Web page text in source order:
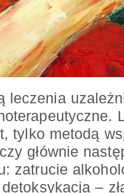
leczenia
tylko metodą
głównie
zatrucie
–